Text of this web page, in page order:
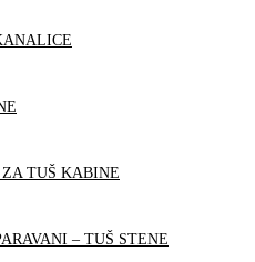
ZA TUŠ KABINE
– TUŠ STENE